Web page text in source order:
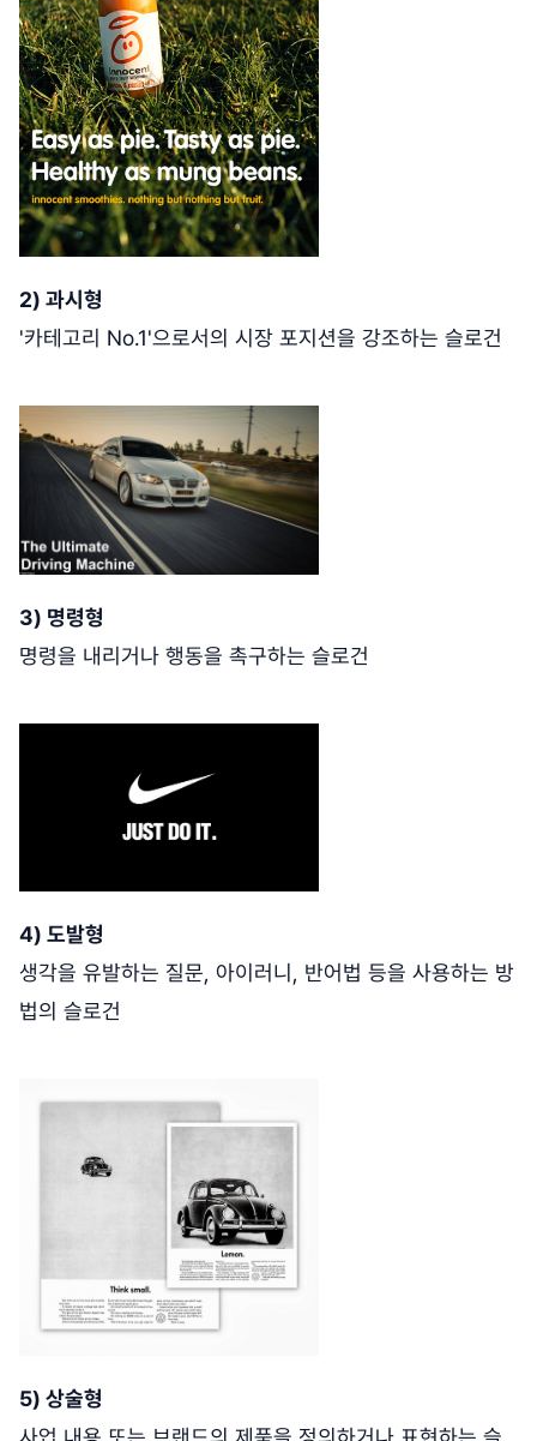
2) 과시형
'카테고리 No.1'으로서의 시장 포지션을 강조하는 슬로건
3) 명령형
명령을 내리거나 행동을 촉구하는 슬로건
4) 도발형
생각을 유발하는 질문, 아이러니, 반어법 등을 사용하는 방
법의 슬로건
5) 상술형